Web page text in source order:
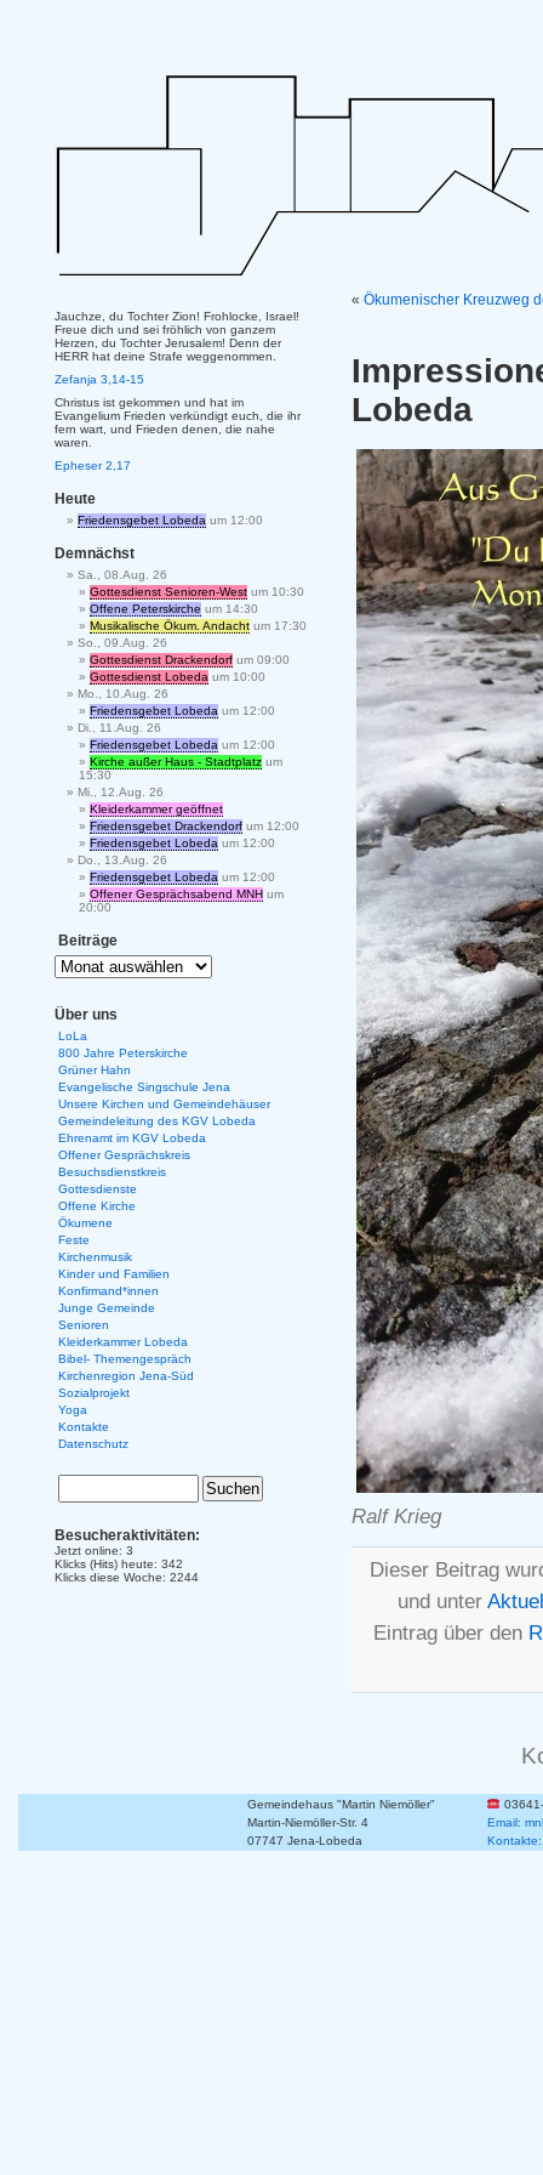
« Ökumenischer Kreuzweg
Lobeda
Ralf Krieg
Dieser Beitrag
und unter
Eintrag über den
Jauchze, du Tochter Zion! Frohlocke, Israel!
Freue dich und sei fröhlich von ganzem
Herzen, du Tochter Jerusalem! Denn der
HERR hat deine Strafe weggenommen.
Zefanja 3,14-15
Christus ist gekommen und hat im
Evangelium Frieden verkündigt euch, die ihr
fern wart, und Frieden denen, die nahe
waren.
Epheser 2,17
Heute
Friedensgebet Lobeda um 12:00
Demnächst
Sa., 08.Aug. 26
Gottesdienst Senioren-West um 10:30
Offene Peterskirche um 14:30
Musikalische Ökum. Andacht um 17:30
So., 09.Aug. 26
Gottesdienst Drackendorf um 09:00
Gottesdienst Lobeda um 10:00
Mo., 10.Aug. 26
Friedensgebet Lobeda um 12:00
Di., 11.Aug. 26
Friedensgebet Lobeda um 12:00
Kirche außer Haus - Stadtplatz um
15:30
Mi., 12.Aug. 26
Kleiderkammer geöffnet
Friedensgebet Drackendorf um 12:00
Friedensgebet Lobeda um 12:00
Do., 13.Aug. 26
Friedensgebet Lobeda um 12:00
Offener Gesprächsabend MNH um
20:00
Beiträge
Über uns
LoLa
800 Jahre Peterskirche
Grüner Hahn
Evangelische Singschule Jena
Unsere Kirchen und Gemeindehäuser
Gemeindeleitung des KGV Lobeda
Ehrenamt im KGV Lobeda
Offener Gesprächskreis
Besuchsdienstkreis
Gottesdienste
Offene Kirche
Ökumene
Feste
Kirchenmusik
Kinder und Familien
Konfirmand*innen
Junge Gemeinde
Senioren
Kleiderkammer Lobeda
Bibel- Themengespräch
Kirchenregion Jena-Süd
Sozialprojekt
Yoga
Kontakte
Datenschutz
Besucheraktivitäten:
Jetzt online: 3
Klicks (Hits) heute: 342
Klicks diese Woche: 2244
Gemeindehaus "Martin Niemöller"
Martin-Niemöller-Str. 4
Email:
07747 Jena-Lobeda